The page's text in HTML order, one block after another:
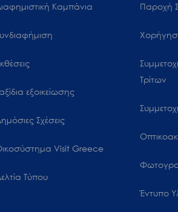
Καμπάνια
εξοικείωσης
Σχέσεις
Visit Greece
Τύπου
Παροχή
Τρίτων
Έντυπο